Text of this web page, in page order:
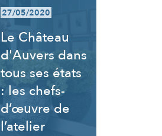
27/05/2020
Le Château
d'Auvers dans
tous ses états
: les chefs-
d’œuvre de
l’atelier